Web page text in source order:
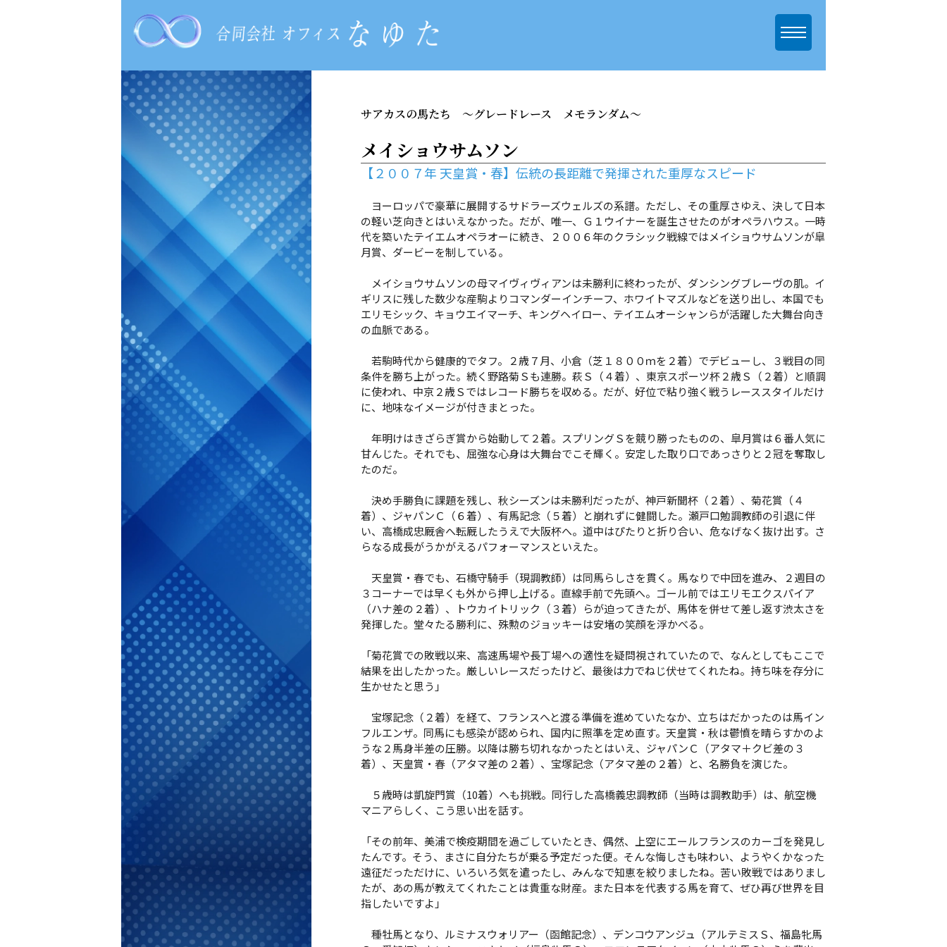
サアカスの馬たち ～グレードレース メモランダム～
メイショウサムソン
【２００７年 天皇賞・春】伝統の長距離で発揮された重厚なスピード
ヨーロッパで豪華に展開するサドラーズウェルズの系譜。ただし、その重厚さゆえ、決して日本
の軽い芝向きとはいえなかった。だが、唯一、Ｇ１ウイナーを誕生させたのがオペラハウス。一時
代を築いたテイエムオペラオーに続き、２００６年のクラシック戦線ではメイショウサムソンが皐
月賞、ダービーを制している。
メイショウサムソンの母マイヴィヴィアンは未勝利に終わったが、ダンシングブレーヴの肌。イ
ギリスに残した数少な産駒よりコマンダーインチーフ、ホワイトマズルなどを送り出し、本国でも
エリモシック、キョウエイマーチ、キングヘイロー、テイエムオーシャンらが活躍した大舞台向き
の血脈である。
若駒時代から健康的でタフ。２歳７月、小倉（芝１８００ｍを２着）でデビューし、３戦目の同
条件を勝ち上がった。続く野路菊Ｓも連勝。萩Ｓ（４着）、東京スポーツ杯２歳Ｓ（２着）と順調
に使われ、中京２歳Ｓではレコード勝ちを収める。だが、好位で粘り強く戦うレーススタイルだけ
に、地味なイメージが付きまとった。
年明けはきざらぎ賞から始動して２着。スプリングＳを競り勝ったものの、皐月賞は６番人気に
甘んじた。それでも、屈強な心身は大舞台でこそ輝く。安定した取り口であっさりと２冠を奪取し
たのだ。
決め手勝負に課題を残し、秋シーズンは未勝利だったが、神戸新聞杯（２着）、菊花賞（４
着）、ジャパンＣ（６着）、有馬記念（５着）と崩れずに健闘した。瀬戸口勉調教師の引退に伴
い、高橋成忠厩舎へ転厩したうえで大阪杯へ。道中はぴたりと折り合い、危なげなく抜け出す。さ
らなる成長がうかがえるパフォーマンスといえた。
天皇賞・春でも、石橋守騎手（現調教師）は同馬らしさを貫く。馬なりで中団を進み、２週目の
３コーナーでは早くも外から押し上げる。直線手前で先頭へ。ゴール前ではエリモエクスパイア
（ハナ差の２着）、トウカイトリック（３着）らが迫ってきたが、馬体を併せて差し返す渋太さを
発揮した。堂々たる勝利に、殊勲のジョッキーは安堵の笑顔を浮かべる。
「菊花賞での敗戦以来、高速馬場や長丁場への適性を疑問視されていたので、なんとしてもここで
結果を出したかった。厳しいレースだったけど、最後は力でねじ伏せてくれたね。持ち味を存分に
生かせたと思う」
宝塚記念（２着）を経て、フランスへと渡る準備を進めていたなか、立ちはだかったのは馬イン
フルエンザ。同馬にも感染が認められ、国内に照準を定め直す。天皇賞・秋は鬱憤を晴らすかのよ
うな２馬身半差の圧勝。以降は勝ち切れなかったとはいえ、ジャパンＣ（アタマ＋クビ差の３
着）、天皇賞・春（アタマ差の２着）、宝塚記念（アタマ差の２着）と、名勝負を演じた。
５歳時は凱旋門賞（10着）へも挑戦。同行した高橋義忠調教師（当時は調教助手）は、航空機
マニアらしく、こう思い出を話す。
「その前年、美浦で検疫期間を過ごしていたとき、偶然、上空にエールフランスのカーゴを発見し
たんです。そう、まさに自分たちが乗る予定だった便。そんな悔しさも味わい、ようやくかなった
遠征だっただけに、いろいろ気を遣ったし、みんなで知恵を絞りましたね。苦い敗戦ではありまし
たが、あの馬が教えてくれたことは貴重な財産。また日本を代表する馬を育て、ぜひ再び世界を目
指したいですよ」
種牡馬となり、ルミナスウォリアー（函館記念）、デンコウアンジュ（アルテミスＳ、福島牝馬